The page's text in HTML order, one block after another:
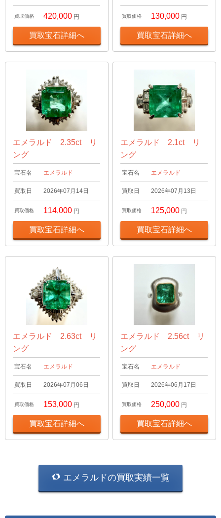
買取価格 420,000 円
買取宝石詳細へ
買取価格 130,000 円
買取宝石詳細へ
エメラルド 2.35ct リ
ング
宝石名 エメラルド
買取日 2026年07月14日
買取価格 114,000 円
買取宝石詳細へ
エメラルド 2.1ct リ
ング
宝石名 エメラルド
買取日 2026年07月13日
買取価格 125,000 円
買取宝石詳細へ
エメラルド 2.63ct リ
ング
宝石名 エメラルド
買取日 2026年07月06日
買取価格 153,000 円
買取宝石詳細へ
エメラルド 2.56ct リ
ング
宝石名 エメラルド
買取日 2026年06月17日
買取価格 250,000 円
買取宝石詳細へ
エメラルドの買取実績一覧